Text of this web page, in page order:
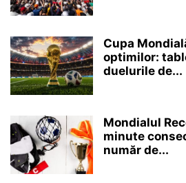
Cupa
optimilor:
duelurile de...
Mondialul
minute
număr de...